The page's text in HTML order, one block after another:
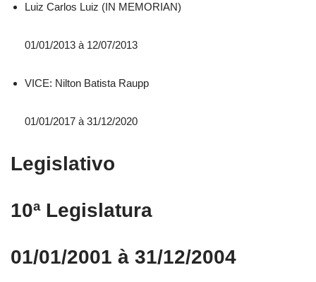
Luiz Carlos Luiz (IN MEMORIAN)
01/01/2013 à 12/07/2013
VICE: Nilton Batista Raupp
01/01/2017 à 31/12/2020
Legislativo
10ª Legislatura
01/01/2001 à 31/12/2004